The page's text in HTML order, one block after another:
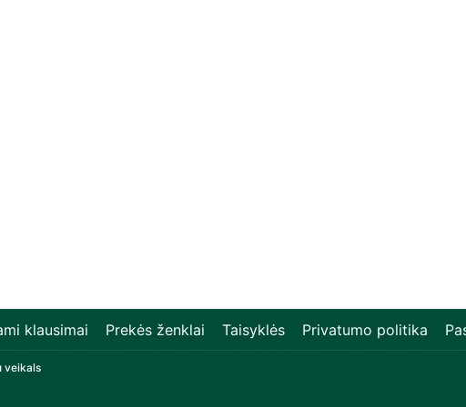
klausimai Prekės ženklai Taisyklės Privatumo politika
veikals